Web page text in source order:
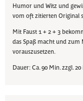
Humor und Witz und
vom oft zitierten Original
Mit Faust 1 + 2 + 3
das Spaß macht und zum
vorauszusetzen.
Dauer: Ca. 90 Min. zzgl.